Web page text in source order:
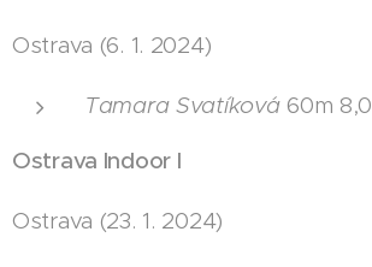
Ostrava (6. 1. 2024)
Tamara Svatíková60m
Ostrava Indoor I
Ostrava (23. 1. 2024)